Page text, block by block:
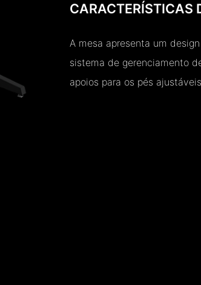
CARACTERÍSTICAS
A mesa apresenta um
sistema de gerenciamento
apoios para os pés